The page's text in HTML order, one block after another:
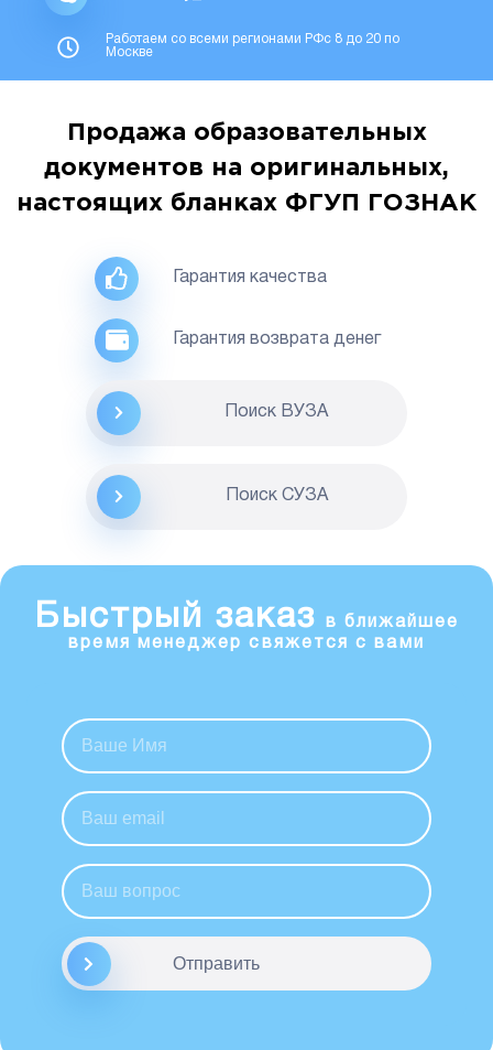
Работаем со всеми регионами РФс 8 до 20 по
Москве
Продажа образовательных
документов на оригинальных,
настоящих бланках ФГУП ГОЗНАК
Гарантия качества
Гарантия возврата денег
Поиск ВУЗА
Поиск CУЗА
Быстрый заказ
в ближайшее
время менеджер свяжется с вами
Отправить